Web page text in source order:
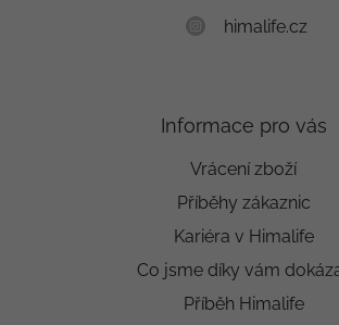
himalife.cz
Informace pro vás
Vrácení zboží
Příběhy zákaznic
Kariéra v Himalife
Co jsme díky vám
Příběh Himalife